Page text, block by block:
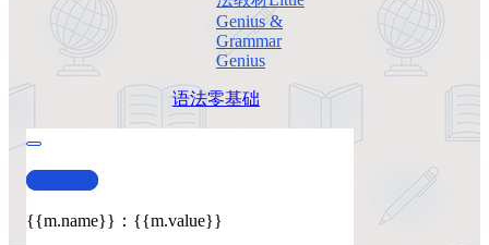
Genius &
Grammar
Genius
语法零基础
查看演示
{{m.name}} ： {{m.value}}